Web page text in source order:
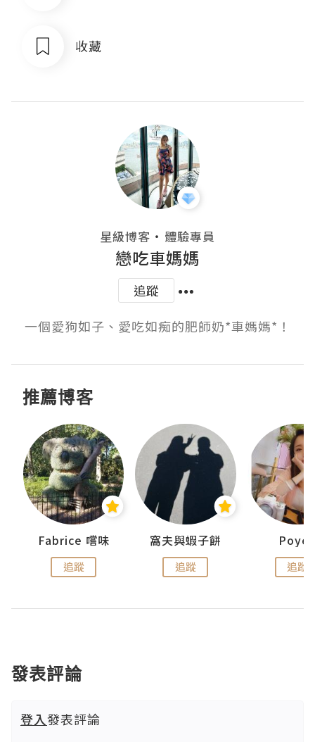
收藏
星級博客 ・ 體驗專員
戀吃車媽媽
追蹤
一個愛狗如子、愛吃如痴的肥師奶*車媽媽*！
推薦博客
Fabrice 嚐味
追蹤
窩夫與蝦子餅
追蹤 追蹤
發表評論
登入發表評論